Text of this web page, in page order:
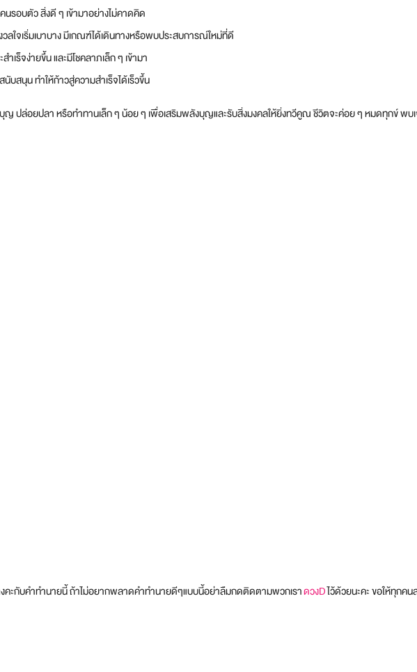
รอบตัว สิ่งดี ๆ เข้ามาอย่างไม่คาดคิด
ใจเริ่มเบาบาง มีเกณฑ์ได้เดินทางหรือพบประสบการณ์ใหม่ที่ดี
เร็จง่ายขึ้น และมีโชคลาภเล็ก ๆ เข้ามา
บสนุน ทำให้ก้าวสู่ความสำเร็จได้เร็วขึ้น
ญ ปล่อยปลา หรือทำทานเล็ก ๆ น้อย ๆ เพื่อเสริมพลังบุญและรับสิ่งมงคลให้ยิ่งทวีคูณ ชีวิตจะค่อย ๆ หมดทุกข์ พบ
งคะกับคำทำนายนี้ ถ้าไม่อยากพลาดคำทำนายดีๆแบบนี้อย่าลืมกดติดตามพวกเราดวงDไว้ด้วยนะคะ ขอให้ทุกค